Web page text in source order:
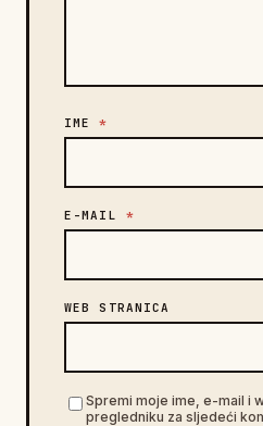
IME*
E-MAIL *
WEB STRANICA
Spremi moje ime, e-mail i
pregledniku za sljedeći